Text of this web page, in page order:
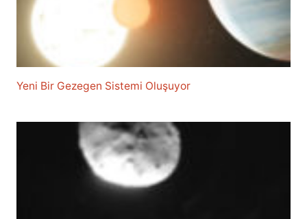
Yeni Bir Gezegen Sistemi Oluşuyor